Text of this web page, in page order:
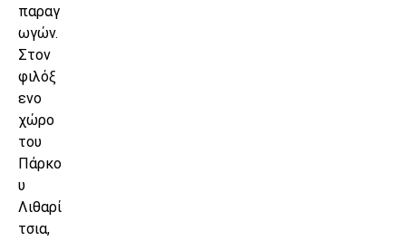
παραγ
ωγών.
Στον
φιλόξ
ενο
χώρο
του
Πάρκο
υ
Λιθαρί
τσια,